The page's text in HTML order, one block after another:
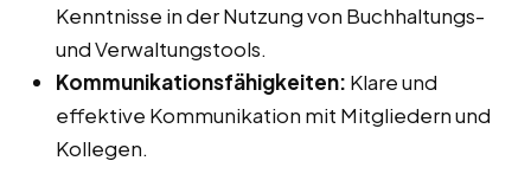
Kenntnisse in der Nutzung von Buchhaltungs-
und Verwaltungstools.
Kommunikationsfähigkeiten: Klare und
effektive Kommunikation mit Mitgliedern und
Kollegen.